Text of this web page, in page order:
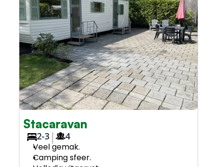
Stacaravan
2-3| 4
Veel gemak.
Camping sfeer.